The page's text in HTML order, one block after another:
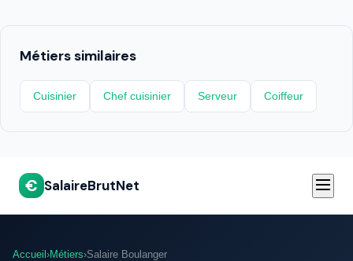
Métiers similaires
Cuisinier Chef cuisinier Serveur Coiffeur
€ SalaireBrutNet
Accueil ›Métiers›Salaire Boulanger